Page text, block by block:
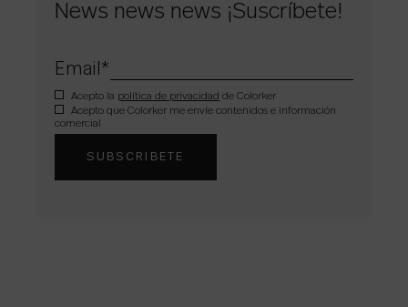
News news news ¡Suscríbete!
Email *
Acepto la política de privacidad de Colorker
Acepto que Colorker me envíe contenidos e información
comercial